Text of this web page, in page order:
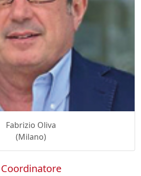
Fabrizio Oliva
(Milano)
Coordinatore